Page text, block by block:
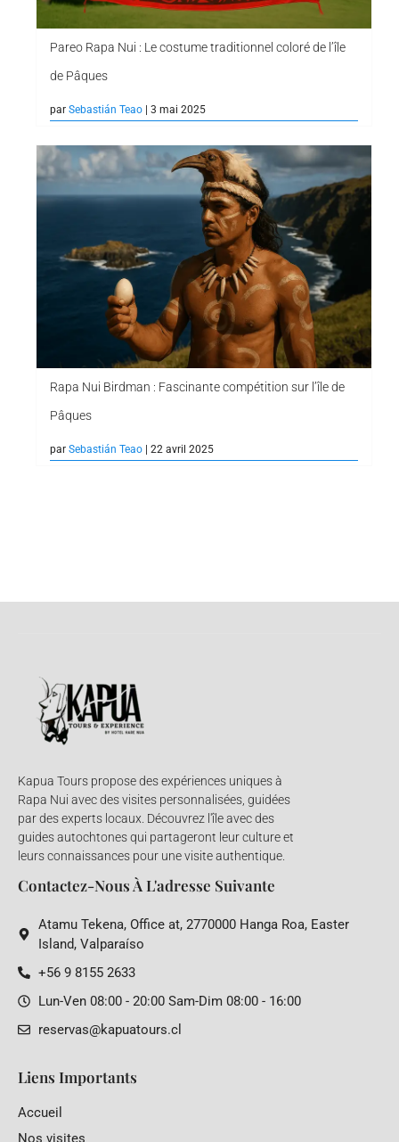
Pareo Rapa Nui : Le costume traditionnel coloré de l’île
de Pâques
par Sebastián Teao | 3 mai 2025
Rapa Nui Birdman : Fascinante compétition sur l’île de
Pâques
par Sebastián Teao | 22 avril 2025
Kapua Tours propose des expériences uniques à
Rapa Nui avec des visites personnalisées, guidées
par des experts locaux. Découvrez l'île avec des
guides autochtones qui partageront leur culture et
leurs connaissances pour une visite authentique.
Contactez-Nous À L'adresse Suivante
Atamu Tekena, Office at, 2770000 Hanga Roa, Easter
Island, Valparaíso
+56 9 8155 2633
Lun-Ven 08:00 - 20:00 Sam-Dim 08:00 - 16:00
reservas@kapuatours.cl
Liens Importants
Accueil
Nos visites